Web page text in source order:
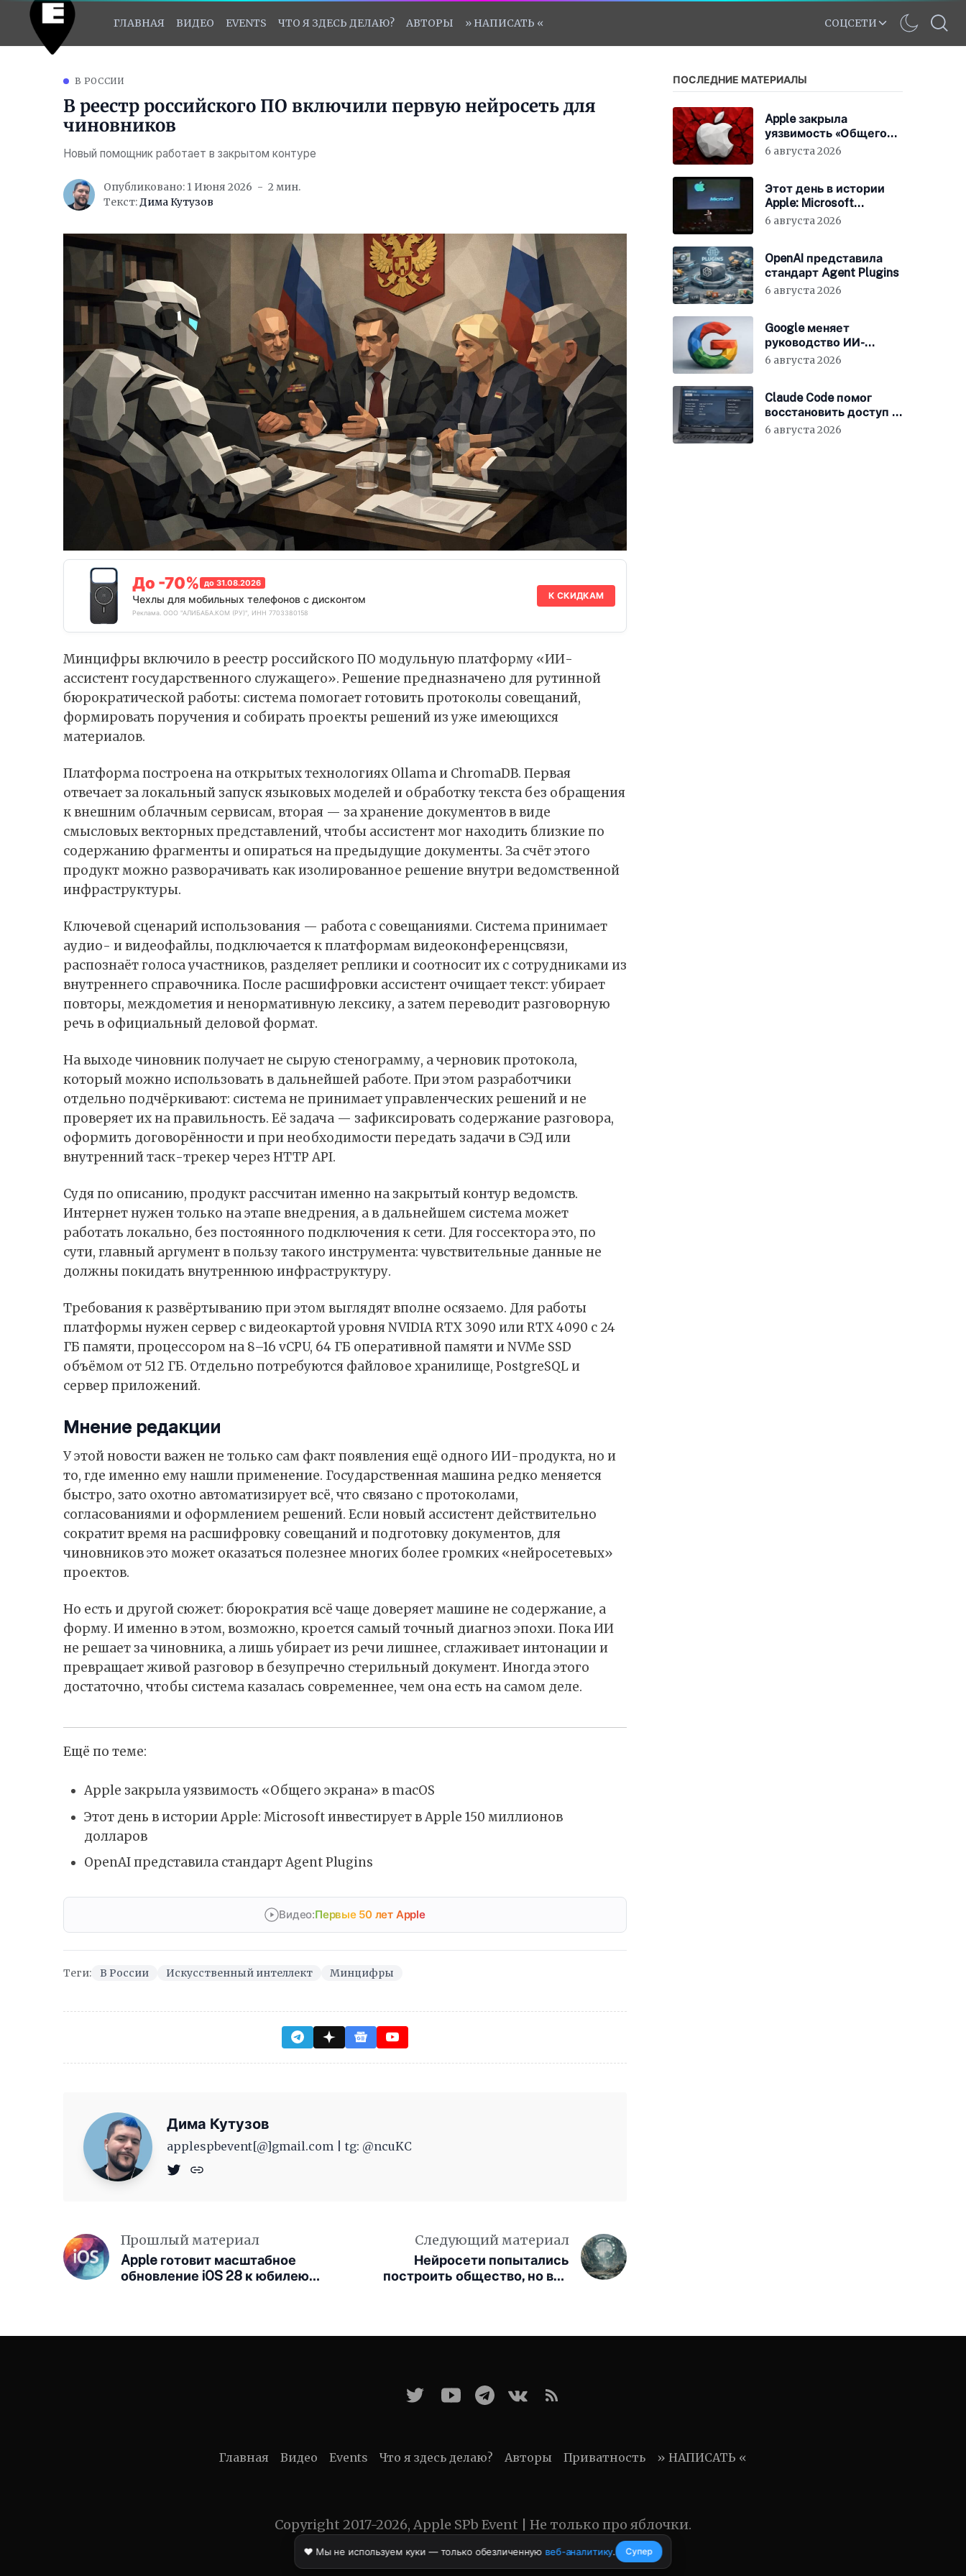
ГЛАВНАЯ ВИДЕО EVENTS ЧТО Я ЗДЕСЬ ДЕЛАЮ? АВТОРЫ » НАПИСАТЬ « СОЦСЕТИ
В РОССИИ
В реестр российского ПО включили первую нейросеть для
чиновников
Новый помощник работает в закрытом контуре
Опубликовано: 1 Июня 2026
2 мин.
Текст:Дима Кутузов
До -70% до 31.08.2026
Чехлы для мобильных телефонов с дисконтом
Реклама. ООО "АЛИБАБА.КОМ (РУ)", ИНН 7703380158
К СКИДКАМ
Минцифры включило в реестр российского ПО модульную платформу «ИИ-
ассистент государственного служащего». Решение предназначено для рутинной
бюрократической работы: система помогает готовить протоколы совещаний,
формировать поручения и собирать проекты решений из уже имеющихся
материалов.
Платформа построена на открытых технологиях Ollama и ChromaDB. Первая
отвечает за локальный запуск языковых моделей и обработку текста без обращения
к внешним облачным сервисам, вторая — за хранение документов в виде
смысловых векторных представлений, чтобы ассистент мог находить близкие по
содержанию фрагменты и опираться на предыдущие документы. За счёт этого
продукт можно разворачивать как изолированное решение внутри ведомственной
инфраструктуры.
Ключевой сценарий использования — работа с совещаниями. Система принимает
аудио- и видеофайлы, подключается к платформам видеоконференцсвязи,
распознаёт голоса участников, разделяет реплики и соотносит их с сотрудниками из
внутреннего справочника. После расшифровки ассистент очищает текст: убирает
повторы, междометия и ненормативную лексику, а затем переводит разговорную
речь в официальный деловой формат.
На выходе чиновник получает не сырую стенограмму, а черновик протокола,
который можно использовать в дальнейшей работе. При этом разработчики
отдельно подчёркивают: система не принимает управленческих решений и не
проверяет их на правильность. Её задача — зафиксировать содержание разговора,
оформить договорённости и при необходимости передать задачи в СЭД или
внутренний таск-трекер через HTTP API.
Судя по описанию, продукт рассчитан именно на закрытый контур ведомств.
Интернет нужен только на этапе внедрения, а в дальнейшем система может
работать локально, без постоянного подключения к сети. Для госсектора это, по
сути, главный аргумент в пользу такого инструмента: чувствительные данные не
должны покидать внутреннюю инфраструктуру.
Требования к развёртыванию при этом выглядят вполне осязаемо. Для работы
платформы нужен сервер с видеокартой уровня NVIDIA RTX 3090 или RTX 4090 с 24
ГБ памяти, процессором на 8–16 vCPU, 64 ГБ оперативной памяти и NVMe SSD
объёмом от 512 ГБ. Отдельно потребуются файловое хранилище, PostgreSQL и
сервер приложений.
Мнение редакции
У этой новости важен не только сам факт появления ещё одного ИИ-продукта, но и
то, где именно ему нашли применение. Государственная машина редко меняется
быстро, зато охотно автоматизирует всё, что связано с протоколами,
согласованиями и оформлением решений. Если новый ассистент действительно
сократит время на расшифровку совещаний и подготовку документов, для
чиновников это может оказаться полезнее многих более громких «нейросетевых»
проектов.
Но есть и другой сюжет: бюрократия всё чаще доверяет машине не содержание, а
форму. И именно в этом, возможно, кроется самый точный диагноз эпохи. Пока ИИ
не решает за чиновника, а лишь убирает из речи лишнее, сглаживает интонации и
превращает живой разговор в безупречно стерильный документ. Иногда этого
достаточно, чтобы система казалась современнее, чем она есть на самом деле.
Ещё по теме:
Apple закрыла уязвимость «Общего экрана» в macOS
Этот день в истории Apple: Microsoft инвестирует в Apple 150 миллионов
долларов
OpenAI представила стандарт Agent Plugins
Видео:Первые 50 лет Apple
Теги: В России Искусственный интеллект Минцифры
Дима Кутузов
applespbevent[@]gmail.com | tg: @ncuKC
Прошлый материал
Apple готовит масштабное
обновление iOS 28 к юбилею
Следующий материал
Нейросети попытались
построить общество, но всё
ПОСЛЕДНИЕ МАТЕРИАЛЫ
Apple закрыла
уязвимость «Общего
экрана» в macOS
6 августа 2026
Этот день в истории
Apple: Microsoft
инвестирует в Apple
6 августа 2026
OpenAI представила
стандарт Agent Plugins
6 августа 2026
Google меняет
руководство ИИ-
направления
6 августа 2026
Claude Code помог
восстановить доступ к
BIOS ноутбука
6 августа 2026
Главная Видео Events Что я здесь делаю? Авторы Приватность » НАПИСАТЬ «
Copyright 2017-2026, Apple SPb Event | Не только про яблочки.
❤️ Мы не используем куки — только обезличенную веб-аналитику. Супер